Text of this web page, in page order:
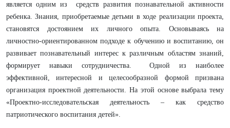
является одним из средств развития познавательной активности
ребенка. Знания, приобретаемые детьми в ходе реализации проекта,
становятся достоянием их личного опыта. Основываясь на
личностно-ориентированном подходе к обучению и воспитанию, он
развивает познавательный интерес к различным областям знаний,
формирует навыки сотрудничества. Одной из наиболее
эффективной, интересной и целесообразной формой призвана
организация проектной деятельности. На этой основе выбрала тему
«Проектно-исследовательская деятельность – как средство
патриотического воспитания детей».